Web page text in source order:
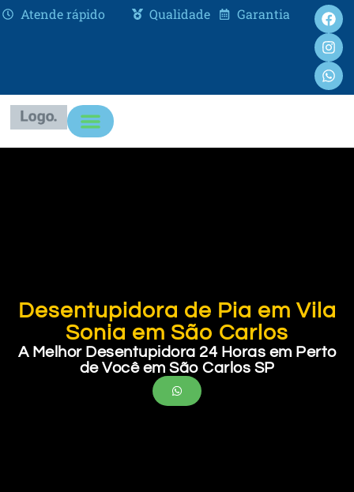
Atende rápido Qualidade Garantia
Desentupidora de Pia em Vila
Sonia em São Carlos
A Melhor Desentupidora 24 Horas em Perto
de Você em São Carlos SP